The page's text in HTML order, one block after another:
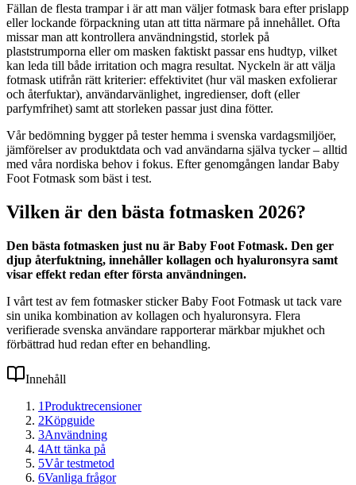
Fällan de flesta trampar i är att man väljer fotmask bara efter prislapp
eller lockande förpackning utan att titta närmare på innehållet. Ofta
missar man att kontrollera användningstid, storlek på
plaststrumporna eller om masken faktiskt passar ens hudtyp, vilket
kan leda till både irritation och magra resultat. Nyckeln är att välja
fotmask utifrån rätt kriterier: effektivitet (hur väl masken exfolierar
och återfuktar), användarvänlighet, ingredienser, doft (eller
parfymfrihet) samt att storleken passar just dina fötter.
Vår bedömning bygger på tester hemma i svenska vardagsmiljöer,
jämförelser av produktdata och vad användarna själva tycker – alltid
med våra nordiska behov i fokus. Efter genomgången landar Baby
Foot Fotmask som bäst i test.
Vilken är den bästa fotmasken 2026?
Den bästa fotmasken just nu är Baby Foot Fotmask. Den ger
djup återfuktning, innehåller kollagen och hyaluronsyra samt
visar effekt redan efter första användningen.
I vårt test av fem fotmasker sticker Baby Foot Fotmask ut tack vare
sin unika kombination av kollagen och hyaluronsyra. Flera
verifierade svenska användare rapporterar märkbar mjukhet och
förbättrad hud redan efter en behandling.
Innehåll
1Produktrecensioner
2Köpguide
3Användning
4Att tänka på
5Vår testmetod
6Vanliga frågor